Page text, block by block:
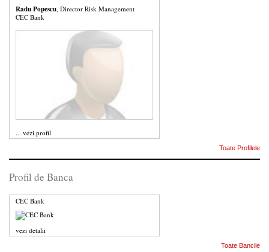
Radu Popescu , Director Risk Management
CEC Bank
... vezi profil
Toate Profilele
Profil de Banca
CEC Bank
vezi detalii
Toate Bancile